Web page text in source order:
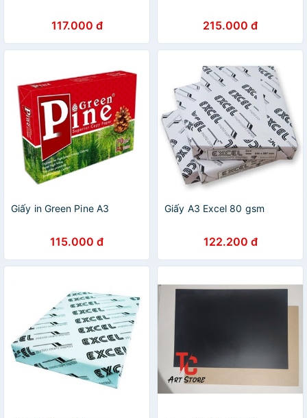
117.000 đ 215.000 đ
Giấy in Green Pine A3
115.000 đ
Giấy A3 Excel 80 gsm
122.200 đ